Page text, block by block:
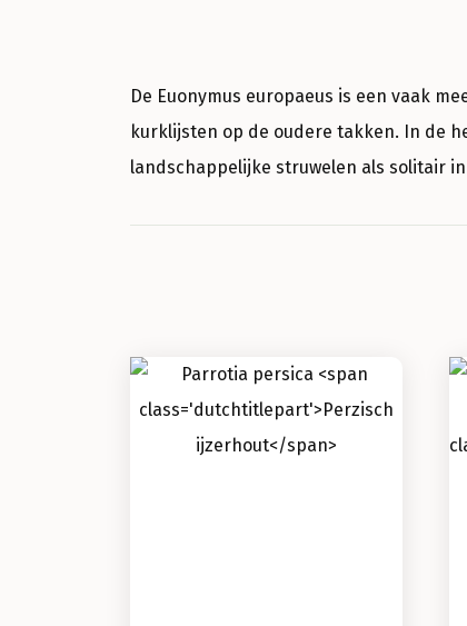
De Euonymus europaeus is een vaak
kurklijsten op de oudere takken. In de
landschappelijke struwelen als solitair